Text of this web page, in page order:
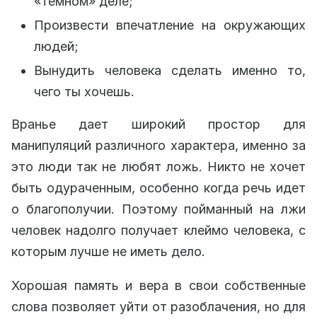
Произвести впечатление на окружающих
людей;
Вынудить человека сделать именно то,
чего ты хочешь.
Вранье дает широкий простор для
манипуляций различного характера, именно за
это люди так не любят ложь. Никто не хочет
быть одураченным, особенно когда речь идет
о благополучии. Поэтому пойманный на лжи
человек надолго получает клеймо человека, с
которым лучше не иметь дело.
Хорошая память и вера в свои собственные
слова позволяет уйти от разоблачения, но для